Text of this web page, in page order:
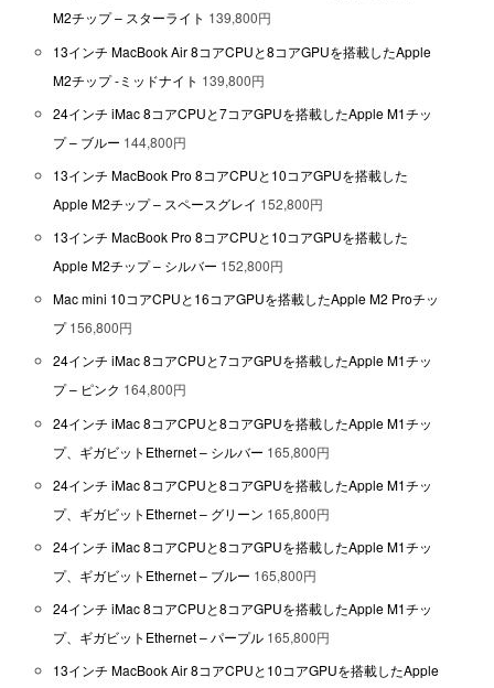
M2チップ – スターライト 139,800円
13インチ MacBook Air 8コアCPUと8コアGPUを搭載したApple
M2チップ -ミッドナイト 139,800円
24インチ iMac 8コアCPUと7コアGPUを搭載したApple M1チッ
プ – ブルー 144,800円
13インチ MacBook Pro 8コアCPUと10コアGPUを搭載した
Apple M2チップ – スペースグレイ 152,800円
13インチ MacBook Pro 8コアCPUと10コアGPUを搭載した
Apple M2チップ – シルバー 152,800円
Mac mini 10コアCPUと16コアGPUを搭載したApple M2 Proチッ
プ156,800円
24インチ iMac 8コアCPUと7コアGPUを搭載したApple M1チッ
プ – ピンク 164,800円
24インチ iMac 8コアCPUと8コアGPUを搭載したApple M1チッ
プ、ギガビットEthernet – シルバー 165,800円
24インチ iMac 8コアCPUと8コアGPUを搭載したApple M1チッ
プ、ギガビットEthernet – グリーン 165,800円
24インチ iMac 8コアCPUと8コアGPUを搭載したApple M1チッ
プ、ギガビットEthernet – ブルー 165,800円
24インチ iMac 8コアCPUと8コアGPUを搭載したApple M1チッ
プ、ギガビットEthernet – パープル 165,800円
13インチ MacBook Air 8コアCPUと10コアGPUを搭載したApple